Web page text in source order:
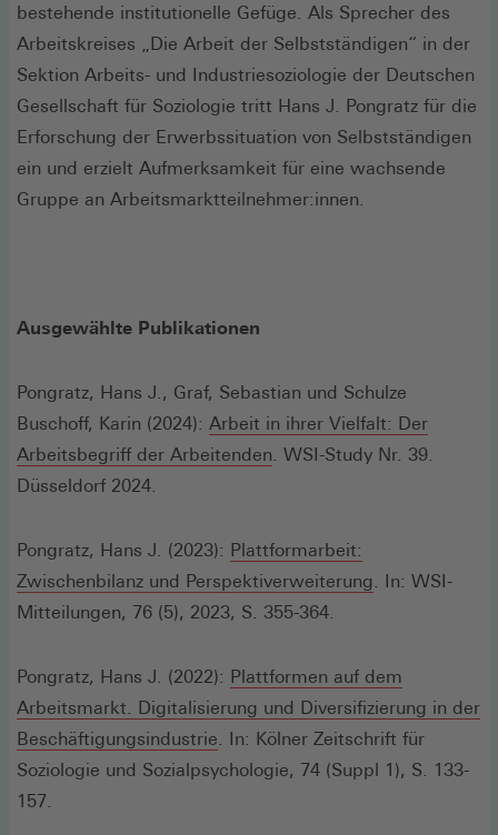
bestehende institutionelle Gefüge. Als Sprecher des
Arbeitskreises „Die Arbeit der Selbstständigen“ in der
Sektion Arbeits- und Industriesoziologie der Deutschen
Gesellschaft für Soziologie tritt Hans J. Pongratz für die
Erforschung der Erwerbssituation von Selbstständigen
ein und erzielt Aufmerksamkeit für eine wachsende
Gruppe an Arbeitsmarktteilnehmer:innen.
Ausgewählte Publikationen
Pongratz, Hans J., Graf, Sebastian und Schulze
Buschoff, Karin (2024): Arbeit in ihrer Vielfalt: Der
Arbeitsbegriff der Arbeitenden (Öffnet
neuen
Fenster)
. WSI-Study Nr. 39.
Düsseldorf 2024.
Pongratz, Hans J. (2023): Plattformarbeit:
Zwischenbilanz und Perspektiverweiterung . In: WSI-
Mitteilungen, 76 (5), 2023, S. 355-364.
Pongratz, Hans J. (2022): Plattformen auf dem
Arbeitsmarkt. Digitalisierung und Diversifizierung in der
Beschäftigungsindustrie (Öffnet
in
. In: Kölner Zeitschrift für
Soziologie und Sozialpsychologie, 74 (Suppl 1), S. 133-
157.